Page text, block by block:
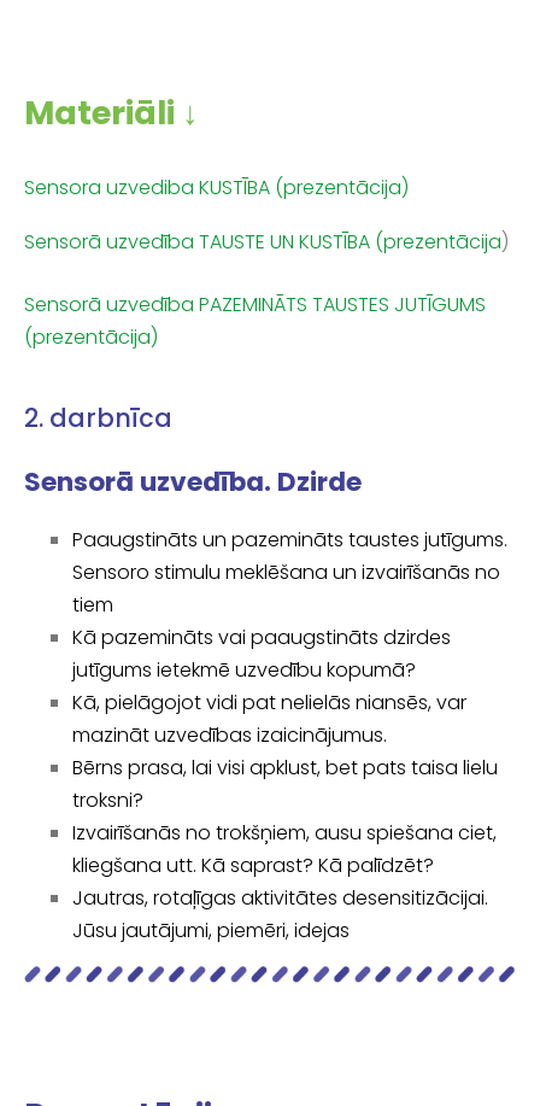
Materiāli ↓
Sensora uzvediba KUSTĪBA (prezentācija)
Sensorā uzvedība TAUSTE UN KUSTĪBA (prezentācija)
Sensorā uzvedība PAZEMINĀTS TAUSTES JUTĪGUMS
(prezentācija)
2. darbnīca
Sensorā uzvedība. Dzirde
Paaugstināts un pazemināts taustes jutīgums.
Sensoro stimulu meklēšana un izvairīšanās no
tiem
Kā pazemināts vai paaugstināts dzirdes
jutīgums ietekmē uzvedību kopumā?
Kā, pielāgojot vidi pat nelielās niansēs, var
mazināt uzvedības izaicinājumus.
Bērns prasa, lai visi apklust, bet pats taisa lielu
troksni?
Izvairīšanās no trokšņiem, ausu spiešana ciet,
kliegšana utt. Kā saprast? Kā palīdzēt?
Jautras, rotaļīgas aktivitātes desensitizācijai.
Jūsu jautājumi, piemēri, idejas